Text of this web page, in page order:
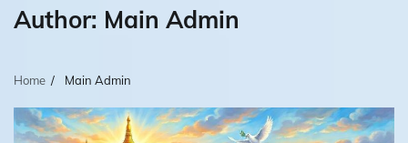
Author: Main Admin
Home Main Admin